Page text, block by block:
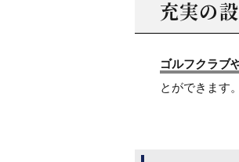
充実の
ゴルフクラブ
とができます